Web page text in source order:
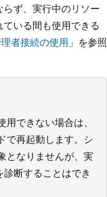
ず、実行中のリソー
いる間も使用できる
者接続の使用 」を参照
用できない場合は、
で再起動します。シ
となりませんが、実
断することはでき